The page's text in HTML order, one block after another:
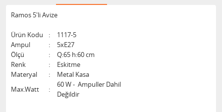
Ramos 5'li Avize
Ürün Kodu :
1117-5
Ampul
:
5xE27
Ölçü
:
Q:65 h:60 cm
Renk
:
Eskitme
Materyal
:
Metal Kasa
Max.Watt
:
60 W - Ampuller Dahil
Değildir